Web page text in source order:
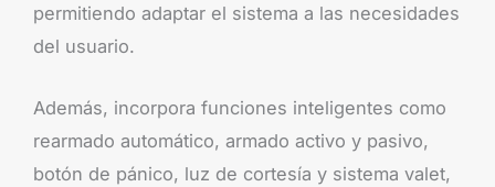
permitiendo adaptar el sistema a las necesidades
del usuario.
Además, incorpora funciones inteligentes como
rearmado automático, armado activo y pasivo,
botón de pánico, luz de cortesía y sistema valet,